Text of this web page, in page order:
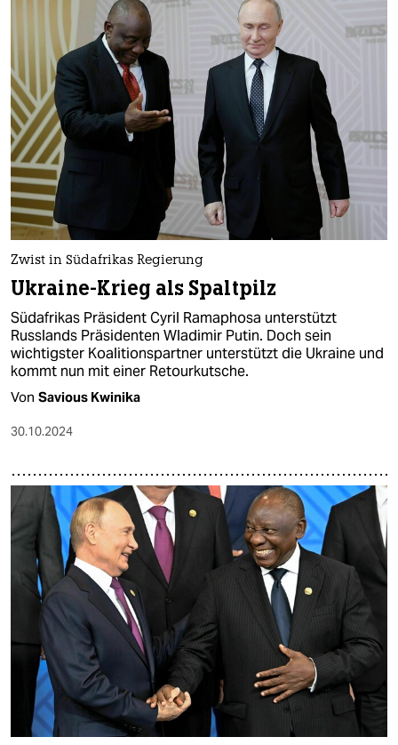
Zwist in Südafrikas Regierung
Ukraine-Krieg als Spaltpilz
Südafrikas Präsident Cyril Ramaphosa unterstützt
Russlands Präsidenten Wladimir Putin. Doch sein
wichtigster Koalitionspartner unterstützt die Ukraine und
kommt nun mit einer Retourkutsche.
Von Savious Kwinika
30.10.2024